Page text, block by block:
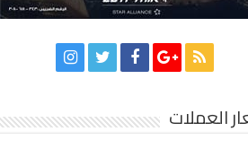
العملات